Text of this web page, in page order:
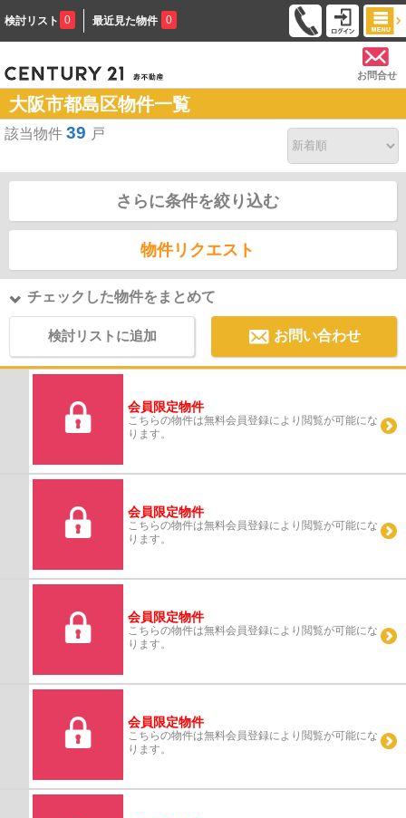
検討リスト 0 最近見た物件 0
お問合せ
大阪市都島区物件一覧
該当物件 39 戸
さらに条件を絞り込む
物件リクエスト
チェックした物件をまとめて
検討リストに追加 お問い合わせ
会員限定物件
こちらの物件は無料会員登録により閲覧が可能にな
ります。
会員限定物件
こちらの物件は無料会員登録により閲覧が可能にな
ります。
会員限定物件
こちらの物件は無料会員登録により閲覧が可能にな
ります。
会員限定物件
こちらの物件は無料会員登録により閲覧が可能にな
ります。